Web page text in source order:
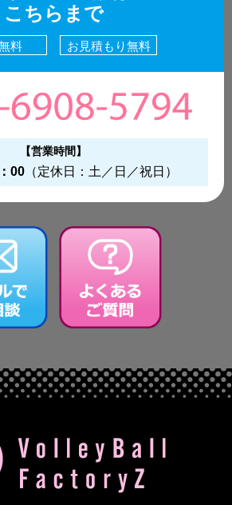
こちらまで
料 お見積もり無料
【営業時間】
00 （定休日：土／日／祝日）